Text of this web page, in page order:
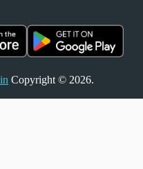
Copyright © 2026.